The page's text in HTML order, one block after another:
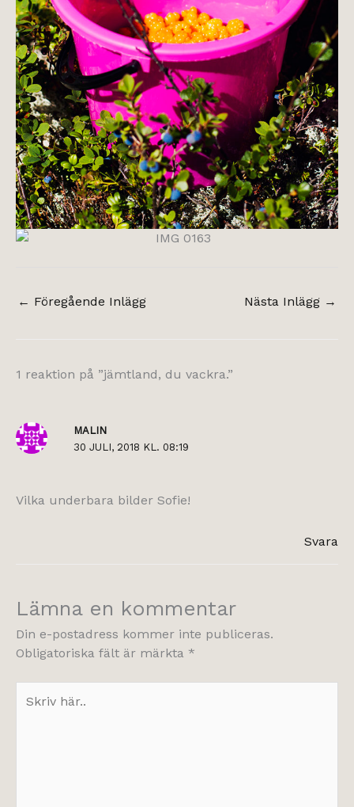
← Föregående Inlägg Nästa Inlägg →
1 reaktion på ”jämtland, du vackra.”
MALIN
30 JULI, 2018 KL. 08:19
Vilka underbara bilder Sofie!
Svara
Lämna en kommentar
Din e-postadress kommer inte publiceras.
Obligatoriska fält är märkta *
här..